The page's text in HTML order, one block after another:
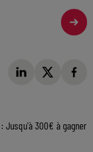
Jusqu'à 300€ à gagner